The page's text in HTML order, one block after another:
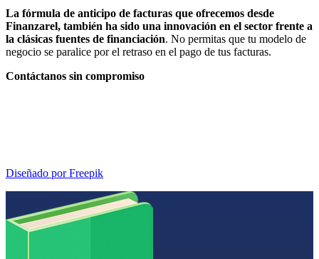
La fórmula de anticipo de facturas que ofrecemos desde
Finanzarel, también ha sido una innovación en el sector frente a
la clásicas fuentes de financiación. No permitas que tu modelo de
negocio se paralice por el retraso en el pago de tus facturas.
Contáctanos sin compromiso
Diseñado por Freepik